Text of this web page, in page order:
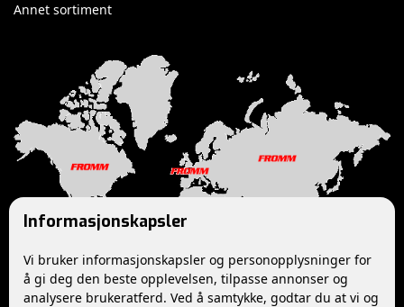
Informasjonskapsler
Vi bruker informasjonskapsler og personopplysninger for
å gi deg den beste opplevelsen, tilpasse annonser og
analysere brukeratferd. Ved å samtykke, godtar du at vi og
Annet sortiment